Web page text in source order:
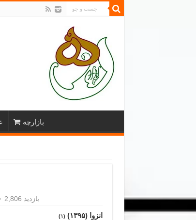
بازارچه
2,806 بازدید
انزوا (۱۳۹۵) (۱)